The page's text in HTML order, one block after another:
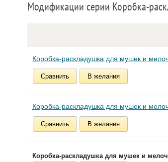
Модификации серии Коробка-
Коробка-раскладушка для мушек и
Сравнить В желания
Коробка-раскладушка для мушек и
Сравнить В желания
Коробка-раскладушка для мушек и